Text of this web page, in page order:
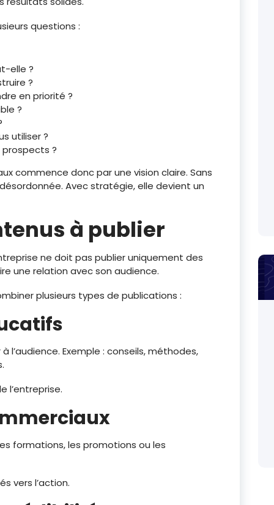
questions :
elle ?
?
en priorité ?
?
utiliser ?
?
commence donc par une vision claire. Sans
Avec stratégie, elle devient un
à publier
ne doit pas publier uniquement des
une relation avec son audience.
plusieurs types de publications :
l’audience. Exemple : conseils, méthodes,
l’entreprise.
formations, les promotions ou les
vers l’action.